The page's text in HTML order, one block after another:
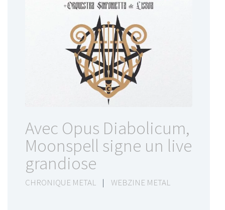
Avec Opus Diabolicum,
Moonspell signe un live
grandiose
CHRONIQUE METAL | WEBZINE METAL